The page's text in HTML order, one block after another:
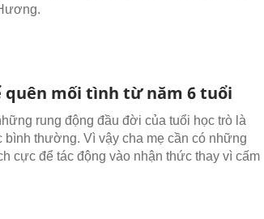
quên mối tình từ năm 6 tuổi
rung động đầu đời của tuổi học trò là
bình thường. Vì vậy cha mẹ cần có những
cực để tác động vào nhận thức thay vì cấm